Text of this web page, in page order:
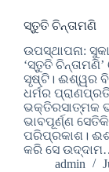
ସ୍ତୁତି ଚିନ୍ତାମଣି
ଉପସ୍ଥାପନା:
‘ସ୍ତୁତି
ସୃଷ୍ଟି। ଈଶ୍ୱର
ଧର୍ମର
ଭକ୍ତିରସାତ୍ମକ
ଭାବପୂର୍ଣ୍ଣ ସେତିକି
ପରିପ୍ରକାଶ।
କରି ସେ
admin